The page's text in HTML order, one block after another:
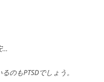
…
のもPTSDでしょう。